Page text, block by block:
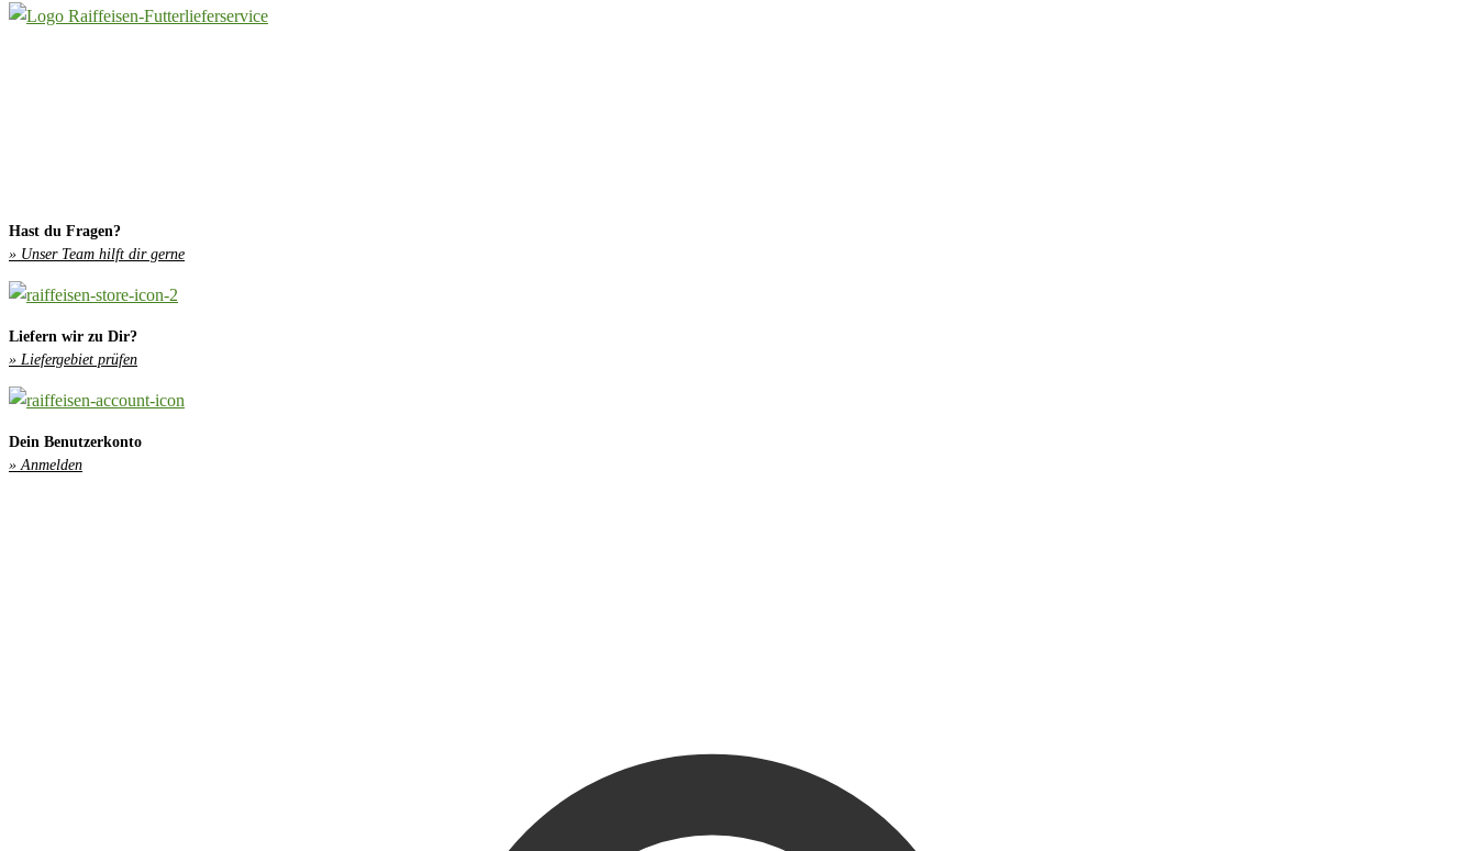
Hast du Fragen?
» Unser Team hilft dir gerne
Liefern wir zu Dir?
» Liefergebiet prüfen
Dein Benutzerkonto
» Anmelden